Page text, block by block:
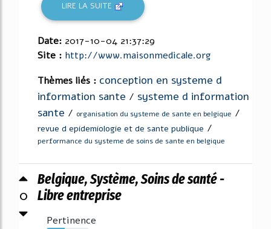
LIRE LA SUITE
Date: 2017-10-04 21:37:29
Site : http://www.maisonmedicale.org
Thèmes liés : conception en systeme d
information sante / systeme d information
sante / organisation du systeme de sante en belgique /
revue d epidemiologie et de sante publique /
performance du systeme de soins de sante en belgique
0
Belgique, Système, Soins de santé -
Libre entreprise
Pertinence